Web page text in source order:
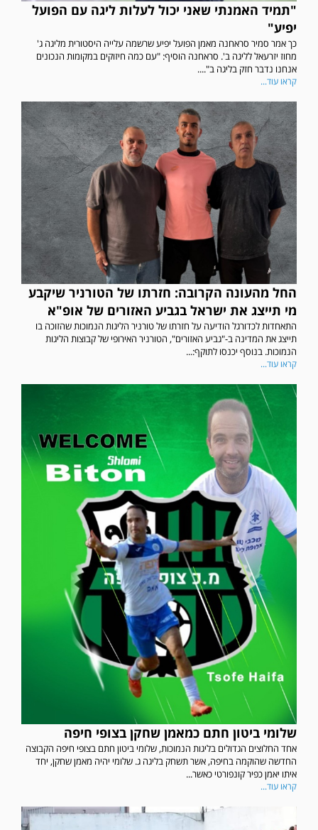
"תמיד האמנתי שאני יכול לעלות ליגה עם הפועל
יפיע"
כך אמר סמיר סראחנה מאמן הפועל יפיע שרשמה עלייה היסטורית מליגה ג'
מחוז יזרעאל לליגה ב'. סראחנה הוסיף: "עם כמה חיזוקים במקומות הנכונים
אנחנו נדבר חזק בליגה ב"....
קראו עוד...
החל מהעונה הקרובה: חזרתו של הטורניר שיקבע
מי תייצג את ישראל בגביע האזורים של אופ"א
התאחדות לכדורגל הודיעה על חזרתו של טורניר הליגות הנמוכות שהזוכה בו
תייצג את המדינה ב-"גביע האזורים", הטורניר האירופי של קבוצות הליגות
הנמוכות. בנוסף יכנסו לתוקף:...
קראו עוד...
שלומי ביטון חתם כמאמן שחקן בצופי חיפה
אחד החלוצים הגדולים בליגות הנמוכות, שלומי ביטון חתם בצופי חיפה הקבוצה
החדשה שהוקמה בחיפה, אשר תשחק בליגה ג. שלומי יהיה מאמן שחקן, יחד
איתו יאמן כפיר קונפורטי כאשר...
קראו עוד...